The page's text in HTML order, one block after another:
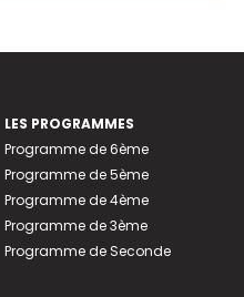
LES PROGRAMMES
Programme de 6ème
Programme de 5ème
Programme de 4ème
Programme de 3ème
Programme de Seconde